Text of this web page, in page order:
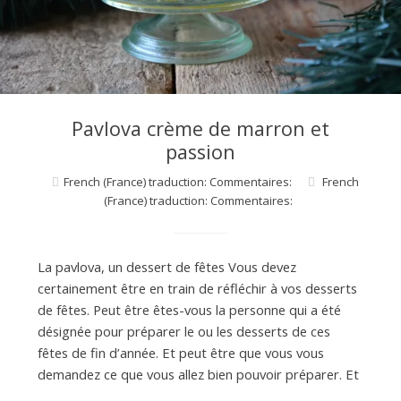
e
Pavlova crème de marron et
passion
French (France) traduction: Commentaires:
French
(France) traduction: Commentaires:
La pavlova, un dessert de fêtes Vous devez
certainement être en train de réfléchir à vos desserts
de fêtes. Peut être êtes-vous la personne qui a été
désignée pour préparer le ou les desserts de ces
fêtes de fin d’année. Et peut être que vous vous
demandez ce que vous allez bien pouvoir préparer. Et